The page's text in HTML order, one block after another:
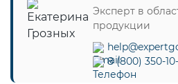
Эксперт в
продукции
8 (800) 350-